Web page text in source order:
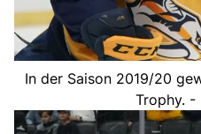
In der Saison 2019/20
Trophy. -